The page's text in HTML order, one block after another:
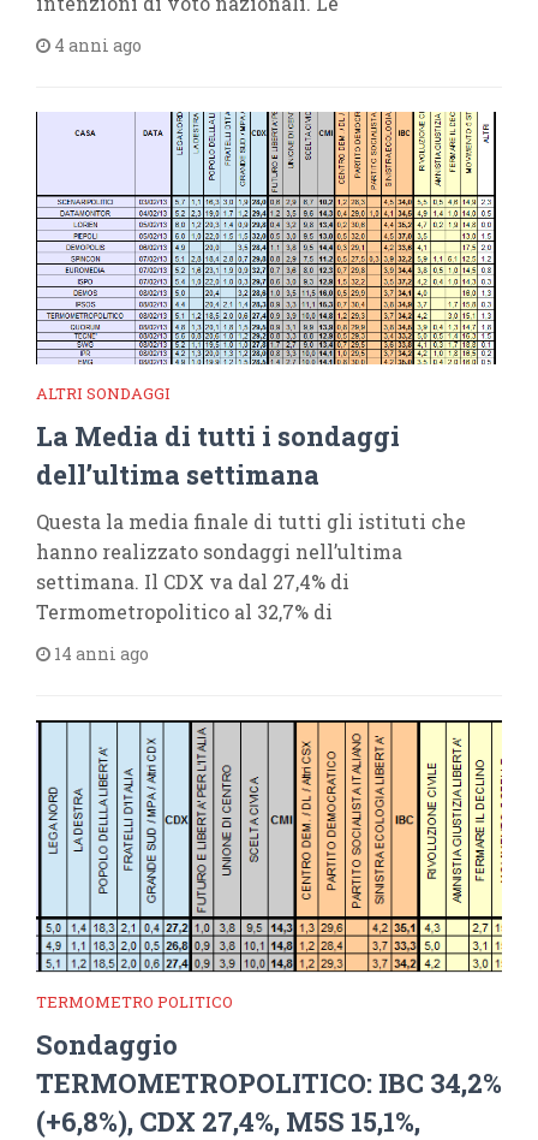
4 anni ago
ALTRI SONDAGGI
La Media di tutti i sondaggi
dell’ultima settimana
Questa la media finale di tutti gli istituti che
hanno realizzato sondaggi nell’ultima
settimana. Il CDX va dal 27,4% di
Termometropolitico al 32,7% di
14 anni ago
TERMOMETRO POLITICO
Sondaggio
TERMOMETROPOLITICO: IBC 34,2%
(+6,8%), CDX 27,4%, M5S 15,1%,